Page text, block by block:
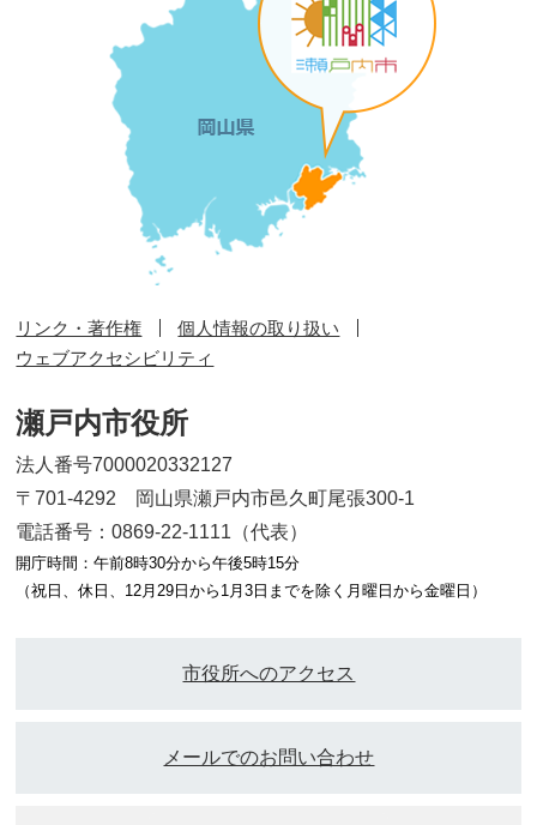
リンク・著作権
個人情報の取り扱い
ウェブアクセシビリティ
瀬戸内市役所
法人番号7000020332127
〒701-4292 岡山県瀬戸内市邑久町尾張300-1
電話番号：0869-22-1111（代表）
開庁時間：午前8時30分から午後5時15分
（祝日、休日、12月29日から1月3日までを除く月曜日から金曜日）
市役所へのアクセス
メールでのお問い合わせ